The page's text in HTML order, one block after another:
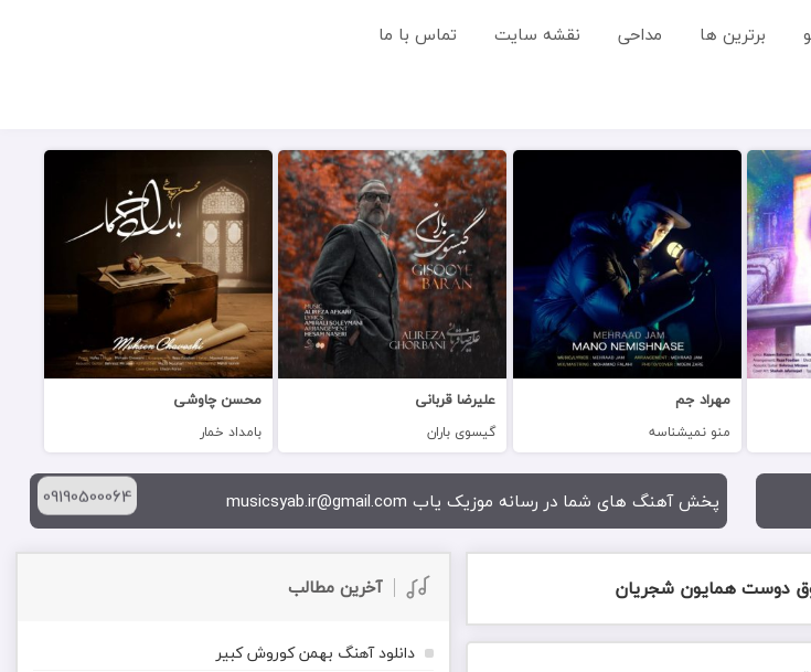
برترین ها مداحی نقشه سایت تماس با ما
مهراد جم
منو نمیشناسه
علیرضا قربانی
گیسوی باران
محسن چاوشی
بامداد خمار
پخش آهنگ های شما در رسانه موزیک یاب musicsyab.ir@gmail.com 09190500064
دوست همایون شجریان آخرین مطالب
دانلود آهنگ بهمن کوروش کبیر